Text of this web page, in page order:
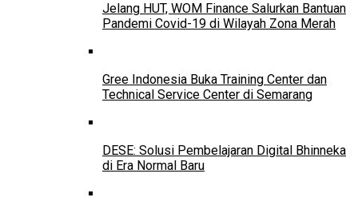
Jelang HUT, WOM Finance Salurkan Bantuan
Pandemi Covid-19 di Wilayah Zona Merah
Gree Indonesia Buka Training Center dan
Technical Service Center di Semarang
DESE: Solusi Pembelajaran Digital Bhinneka
di Era Normal Baru